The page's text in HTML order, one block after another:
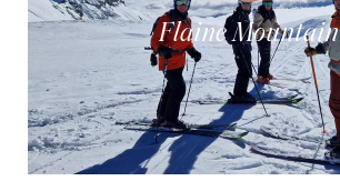
Flaine Mountain